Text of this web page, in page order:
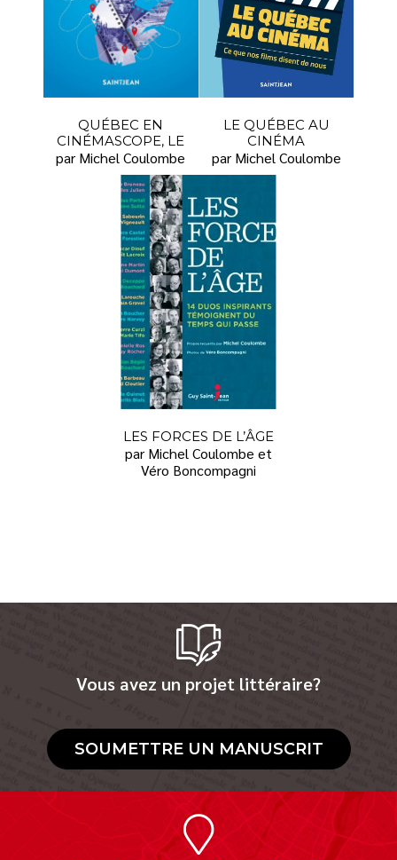
QUÉBEC EN
CINÉMASCOPE, LE
par Michel Coulombe
LE QUÉBEC AU
CINÉMA
par Michel Coulombe
LES FORCES DE L’ÂGE
par Michel Coulombe et
Véro Boncompagni
Vous avez un projet littéraire?
SOUMETTRE UN MANUSCRIT